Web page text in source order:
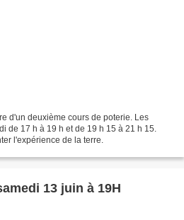
d'un deuxième cours de poterie. Les
de 17 h à 19 h et de 19 h 15 à 21 h 15.
l'expérience de la terre.
13 juin à 19H